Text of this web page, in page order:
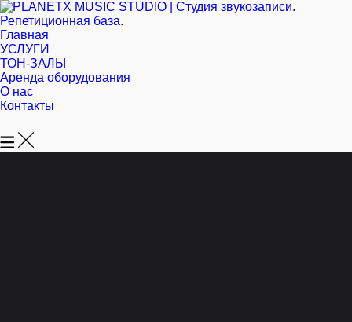
Главная
УСЛУГИ
ТОН-ЗАЛЫ
Аренда оборудования
О нас
Контакты